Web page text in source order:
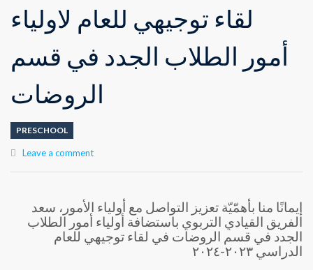
لقاء توجيهي للعام لأولياء
أمور الطلاب الجدد في قسم
الروضات
PRESCHOOL
Leave a comment
إيمانًا منا بأهمّيّة تعزيز التواصل مع أولياء الأمور، سعد
الفريق القيادي التربوي باستضافة أولياء أمور الطلاب
الجدد في قسم الروضات في لقاء توجيهي للعام
الدراسي ٢٠٢٣-٢٠٢٤